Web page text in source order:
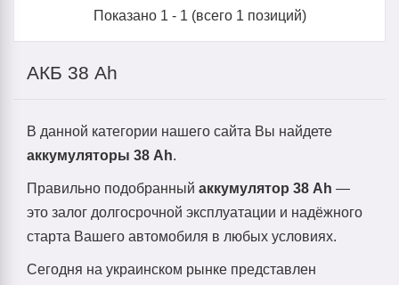
Показано 1 - 1 (всего 1 позиций)
АКБ 38 Ah
В данной категории нашего сайта Вы найдете
аккумуляторы 38 Ah.
Правильно подобранный аккумулятор 38 Ah —
это залог долгосрочной эксплуатации и надёжного
старта Вашего автомобиля в любых условиях.
Cегодня на украинском рынке представлен